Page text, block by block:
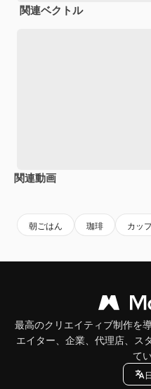
関連ベクトル
関連動画
朝ごはん 珈琲 カッ
最高のクリエイティブ制作を
エイター、企業、代理店、ス
て